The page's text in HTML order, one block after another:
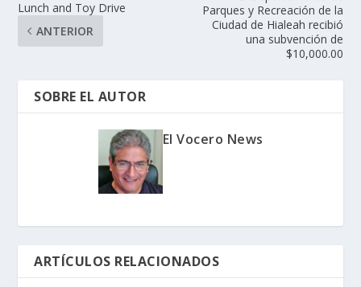
Lunch and Toy Drive
ANTERIOR
Parques y Recreación de la
Ciudad de Hialeah recibió
una subvención de
$10,000.00
SOBRE EL AUTOR
El Vocero News
ARTÍCULOS RELACIONADOS